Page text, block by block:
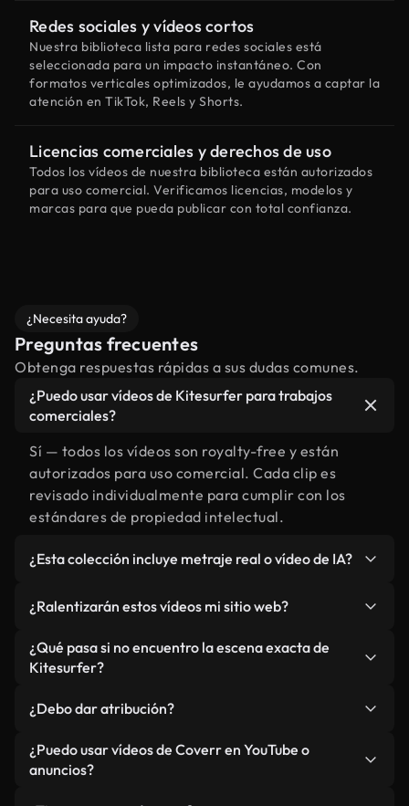
Redes sociales y vídeos cortos
Nuestra biblioteca lista para redes sociales está
seleccionada para un impacto instantáneo. Con
formatos verticales optimizados, le ayudamos a captar la
atención en TikTok, Reels y Shorts.
Licencias comerciales y derechos de uso
Todos los vídeos de nuestra biblioteca están autorizados
para uso comercial. Verificamos licencias, modelos y
marcas para que pueda publicar con total confianza.
¿Necesita ayuda?
Preguntas frecuentes
Obtenga respuestas rápidas a sus dudas comunes.
¿Puedo usar vídeos de Kitesurfer para trabajos
comerciales?
Sí — todos los vídeos son royalty-free y están
autorizados para uso comercial. Cada clip es
revisado individualmente para cumplir con los
estándares de propiedad intelectual.
¿Esta colección incluye metraje real o vídeo de IA?
relacionado con Kitesurfer y vídeos generados por
IA. Todo está claramente etiquetado.
¿Ralentizarán estos vídeos mi sitio web?
No si selecciona nuestras versiones optimizadas
para web, diseñadas específicamente para uso de
métricas como LCP.
¿Qué pasa si no encuentro la escena exacta de
Kitesurfer?
Studio. Describe la escena, como "Kitesurfer al
atardecer", y la IA la generará en segundos
conforme a nuestros estándares.
¿Debo dar atribución?
No es necesario. Todos los vídeos en nuestra
biblioteca son royalty-free, aunque siempre se
¿Puedo usar vídeos de Coverr en YouTube o
anuncios?